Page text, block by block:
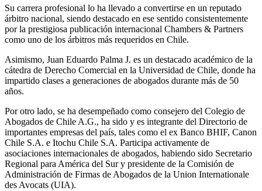
Su carrera profesional lo ha llevado a convertirse en un reputado
árbitro nacional, siendo destacado en ese sentido consistentemente
por la prestigiosa publicación internacional Chambers & Partners
como uno de los árbitros más requeridos en Chile.
Asimismo, Juan Eduardo Palma J. es un destacado académico de la
cátedra de Derecho Comercial en la Universidad de Chile, donde ha
impartido clases a generaciones de abogados durante más de 50
años.
Por otro lado, se ha desempeñado como consejero del Colegio de
Abogados de Chile A.G., ha sido y es integrante del Directorio de
importantes empresas del país, tales como el ex Banco BHIF, Canon
Chile S.A. e Itochu Chile S.A. Participa activamente de
asociaciones internacionales de abogados, habiendo sido Secretario
Regional para América del Sur y presidente de la Comisión de
Administración de Firmas de Abogados de la Union Internationale
des Avocats (UIA).